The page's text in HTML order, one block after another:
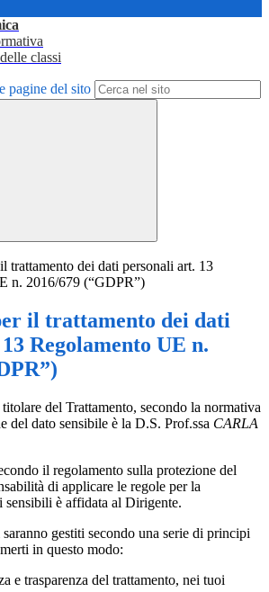
classi
pagine del sito
trattamento dei dati personali art. 13
n. 2016/679 (“GDPR”)
il trattamento dei dati
Regolamento UE n.
del Trattamento, secondo la normativa
del dato sensibile è la D.S. Prof.ssa CARLA
il regolamento sulla protezione del
di applicare le regole per la
sensibili è affidata al Dirigente.
gestiti secondo una serie di principi
in questo modo:
e trasparenza del trattamento, nei tuoi